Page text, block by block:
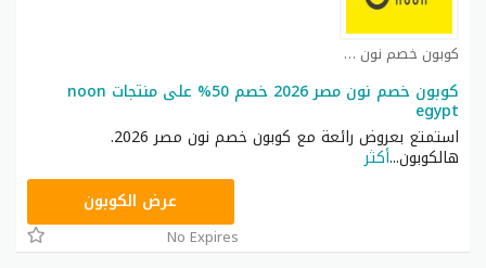
كوبون خصم نون مصر كوبون
كوبون خصم نون مصر 2026 خصم 50% على منتجات noon
egypt
استمتع بعروض رائعة مع كوبون خصم نون مصر 2026.
هالكوبون...أكثر
AA233عرض الكوبون
No Expires